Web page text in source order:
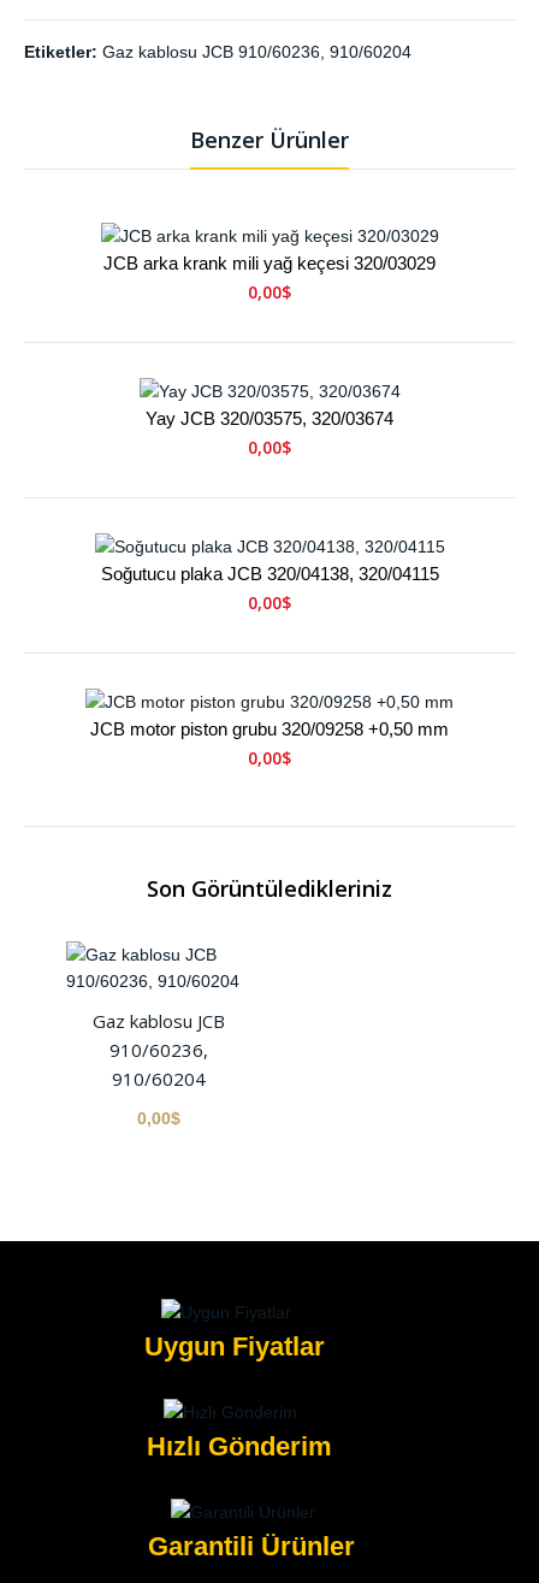
Etiketler: Gaz kablosu JCB 910/60236, 910/60204
Benzer Ürünler
JCB arka krank mili yağ keçesi 320/03029
0,00$
Yay JCB 320/03575, 320/03674
0,00$
Soğutucu plaka JCB 320/04138, 320/04115
0,00$
JCB motor piston grubu 320/09258 +0,50 mm
0,00$
Son Görüntüledikleriniz
Gaz kablosu JCB
910/60236,
910/60204
0,00$
Uygun Fiyatlar
Hızlı Gönderim
Garantili Ürünler